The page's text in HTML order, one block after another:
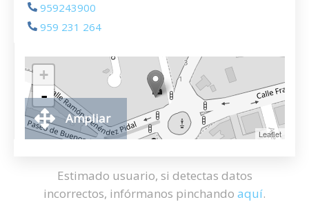
959243900
959 231 264
+
-
Leaflet
Ampliar
Estimado usuario, si detectas datos
incorrectos, infórmanos pinchando aquí.